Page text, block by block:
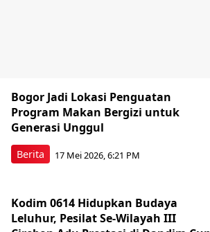
Berita
Bogor Jadi Lokasi Penguatan
Program Makan Bergizi untuk
Generasi Unggul
17 Mei 2026, 6:21 PM
Kodim 0614 Hidupkan Budaya
Leluhur, Pesilat Se-Wilayah III